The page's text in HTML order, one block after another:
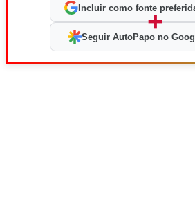
Incluir como fonte
+
Seguir AutoPapo no